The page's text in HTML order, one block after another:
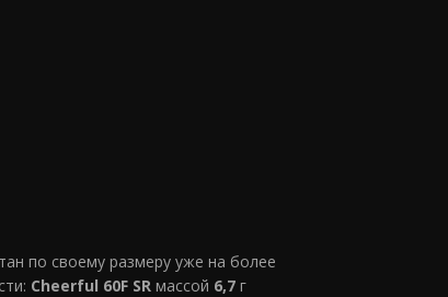
по своему размеру уже на более
Cheerful 60F SR массой 6,7 г